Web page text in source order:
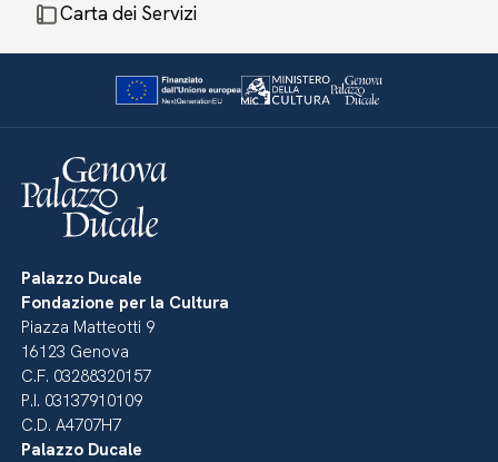
Carta dei Servizi
Palazzo Ducale
Fondazione per la Cultura
Piazza Matteotti 9
16123 Genova
C.F. 03288320157
P.I. 03137910109
C.D. A4707H7
Palazzo Ducale